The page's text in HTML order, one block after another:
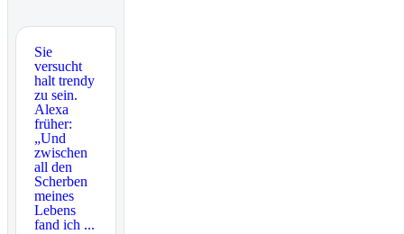
Sie
versucht
halt trendy
zu sein.
Alexa
früher:
„Und
zwischen
all den
Scherben
meines
Lebens
fand ich ...